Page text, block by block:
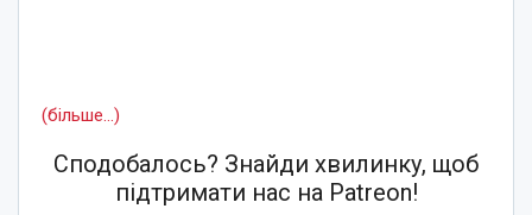
(більше…)
Сподобалось? Знайди хвилинку, щоб
підтримати нас на Patreon!